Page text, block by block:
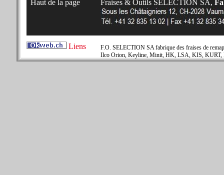
Haut de la page Fraises & Outils SELECTION SA,
Liens
F.O. SELECTION SA fabrique des fraises de
Ilco Orion, Keyline, Minit, HK, LSA, KIS, KURT,